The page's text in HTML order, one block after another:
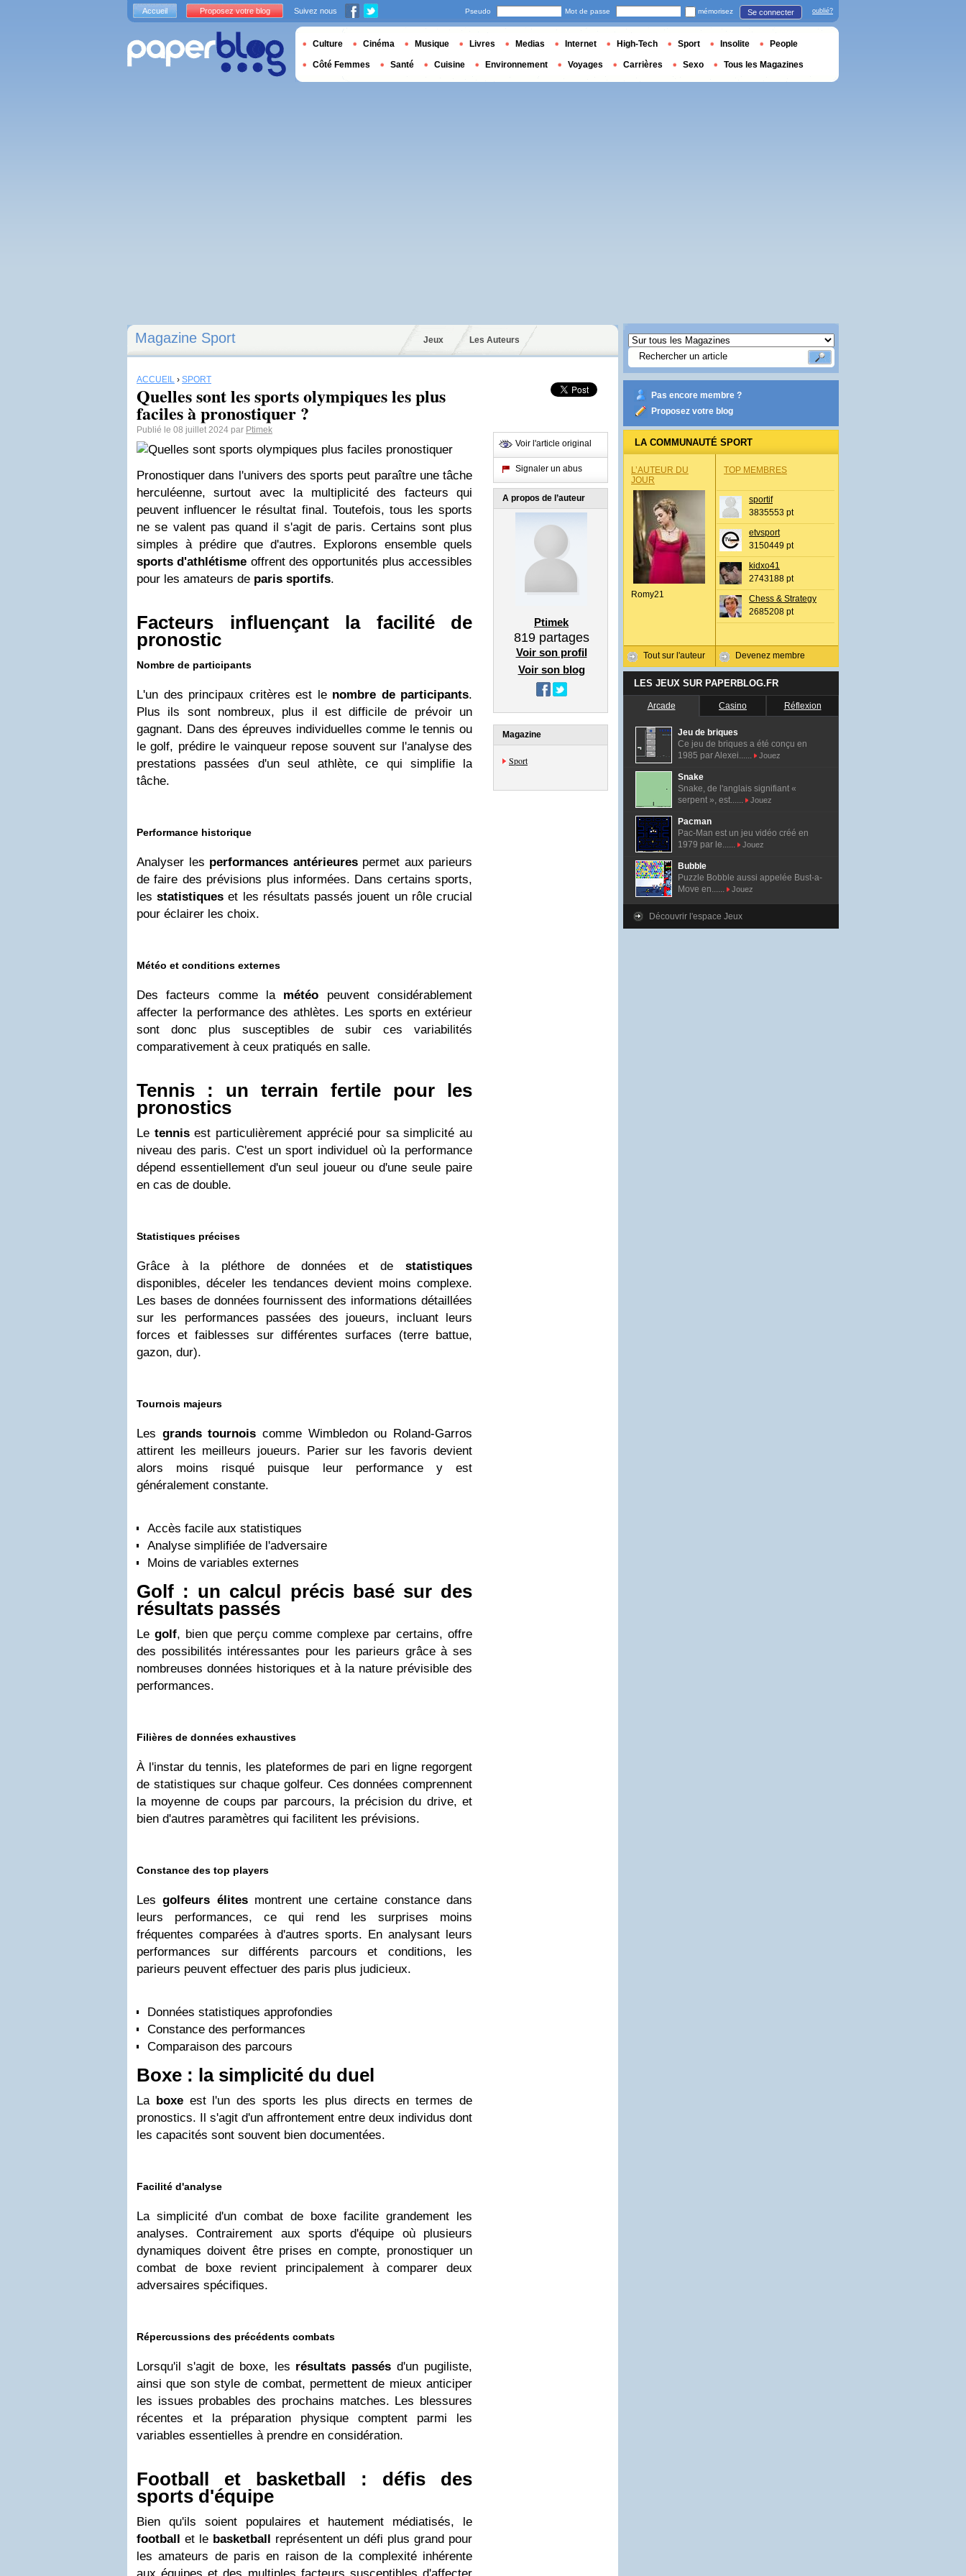
Magazine Sport Jeux Les Auteurs
ACCUEIL › SPORT
Quelles sont les sports olympiques les plus
faciles à pronostiquer ?
Publié le 08 juillet 2024 par Ptimek
Pronostiquer dans l'univers des sports peut paraître une tâche
herculéenne, surtout avec la multiplicité des facteurs qui
peuvent influencer le résultat final. Toutefois, tous les sports
ne se valent pas quand il s'agit de paris. Certains sont plus
simples à prédire que d'autres. Explorons ensemble quels
sports d'athlétisme offrent des opportunités plus accessibles
pour les amateurs de paris sportifs.
Facteurs influençant la facilité de
pronostic
Nombre de participants
L'un des principaux critères est le nombre de participants.
Plus ils sont nombreux, plus il est difficile de prévoir un
gagnant. Dans des épreuves individuelles comme le tennis ou
le golf, prédire le vainqueur repose souvent sur l'analyse des
prestations passées d'un seul athlète, ce qui simplifie la
tâche.
Performance historique
Analyser les performances antérieurespermet aux parieurs
de faire des prévisions plus informées. Dans certains sports,
lesstatistiques et les résultats passés jouent un rôle crucial
pour éclairer les choix.
Météo et conditions externes
Des facteurs comme la météo peuvent considérablement
affecter la performance des athlètes. Les sports en extérieur
sont donc plus susceptibles de subir ces variabilités
comparativement à ceux pratiqués en salle.
Tennis : un terrain fertile pour les
pronostics
Le tennisest particulièrement apprécié pour sa simplicité au
niveau des paris. C'est un sport individuel où la performance
dépend essentiellement d'un seul joueur ou d'une seule paire
en cas de double.
Statistiques précises
Grâce à la pléthore de données et de statistiques
disponibles, déceler les tendances devient moins complexe.
Les bases de données fournissent des informations détaillées
sur les performances passées des joueurs, incluant leurs
forces et faiblesses sur différentes surfaces (terre battue,
gazon, dur).
Tournois majeurs
Les grands tournois comme Wimbledon ou Roland-Garros
attirent les meilleurs joueurs. Parier sur les favoris devient
alors moins risqué puisque leur performance y est
généralement constante.
Accès facile aux statistiques
Analyse simplifiée de l'adversaire
Moins de variables externes
Golf : un calcul précis basé sur des
résultats passés
Le golf, bien que perçu comme complexe par certains, offre
des possibilités intéressantes pour les parieurs grâce à ses
nombreuses données historiques et à la nature prévisible des
performances.
Filières de données exhaustives
À l'instar du tennis, les plateformes de pari en ligne regorgent
de statistiques sur chaque golfeur. Ces données comprennent
la moyenne de coups par parcours, la précision du drive, et
bien d'autres paramètres qui facilitent les prévisions.
Constance des top players
Lesgolfeurs élitesmontrent une certaine constance dans
leurs performances, ce qui rend les surprises moins
fréquentes comparées à d'autres sports. En analysant leurs
performances sur différents parcours et conditions, les
parieurs peuvent effectuer des paris plus judicieux.
Données statistiques approfondies
Constance des performances
Comparaison des parcours
Boxe : la simplicité du duel
La boxeest l'un des sports les plus directs en termes de
pronostics. Il s'agit d'un affrontement entre deux individus dont
les capacités sont souvent bien documentées.
Facilité d'analyse
La simplicité d'un combat de boxe facilite grandement les
analyses. Contrairement aux sports d'équipe où plusieurs
dynamiques doivent être prises en compte, pronostiquer un
combat de boxe revient principalement à comparer deux
adversaires spécifiques.
Répercussions des précédents combats
Lorsqu'il s'agit de boxe, les résultats passés d'un pugiliste,
ainsi que son style de combat, permettent de mieux anticiper
les issues probables des prochains matches. Les blessures
récentes et la préparation physique comptent parmi les
variables essentielles à prendre en considération.
Football et basketball : défis des
sports d'équipe
Bien qu'ils soient populaires et hautement médiatisés, le
football et le basketball représentent un défi plus grand pour
les amateurs de paris en raison de la complexité inhérente
Voir l'article original
Signaler un abus
A propos de l’auteur
Ptimek
819partages
Voir son profil
Voir son blog
Magazine
Sport
Pas encore membre ?
Proposez votre blog
LA COMMUNAUTÉ SPORT
L’AUTEUR DU
JOUR
Romy21
Tout sur l'auteur
TOP MEMBRES
sportif
3835553 pt
etvsport
3150449 pt
kidxo41
2743188 pt
Chess & Strategy
2685208 pt
Devenez membre
LES JEUX SUR PAPERBLOG.FR
Arcade Casino Réflexion
Jeu de briques
Ce jeu de briques a été conçu en
1985 par Alexei......
Jouez
Snake
Snake, de l'anglais signifiant «
serpent », est......
Jouez
Pacman
Pac-Man est un jeu vidéo créé en
1979 par le......
Jouez
Bubble
Puzzle Bobble aussi appelée Bust-a-
Move en......
Jouez
Découvrir l'espace Jeux
Accueil Proposez votre blog Suivez nous Pseudo Mot de passe mémorisez Se connecter oublié?
Culture Cinéma Musique Livres Medias Internet High-Tech Sport Insolite People
Côté Femmes Santé Cuisine Environnement Voyages Carrières Sexo Tous les Magazines